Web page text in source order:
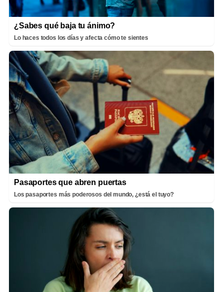
¿Sabes qué baja tu ánimo?
Lo haces todos los días y afecta cómo te sientes
Pasaportes que abren puertas
Los pasaportes más poderosos del mundo, ¿está el tuyo?